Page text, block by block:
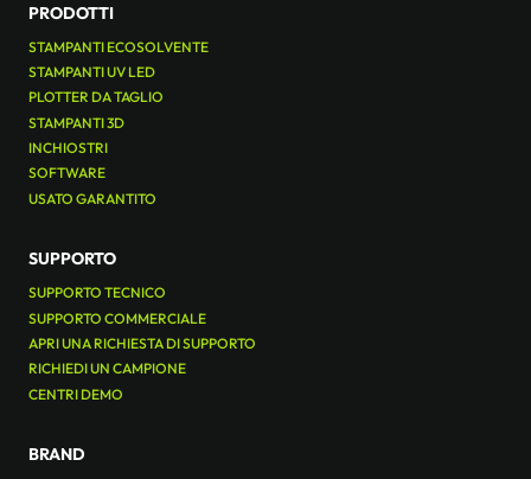
PRODOTTI
STAMPANTI ECOSOLVENTE
STAMPANTI UV LED
PLOTTER DA TAGLIO
STAMPANTI 3D
INCHIOSTRI
SOFTWARE
USATO GARANTITO
SUPPORTO
SUPPORTO TECNICO
SUPPORTO COMMERCIALE
APRI UNA RICHIESTA DI SUPPORTO
RICHIEDI UN CAMPIONE
CENTRI DEMO
BRAND